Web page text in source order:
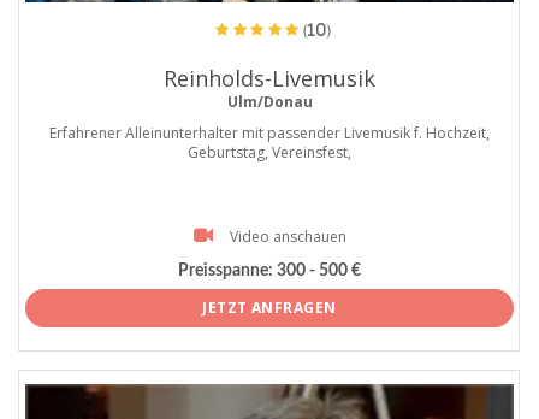
(10)
Reinholds-Livemusik
Ulm/Donau
Erfahrener Alleinunterhalter mit passender Livemusik f. Hochzeit,
Geburtstag, Vereinsfest,
Video anschauen
Preisspanne: 300 - 500 €
JETZT ANFRAGEN